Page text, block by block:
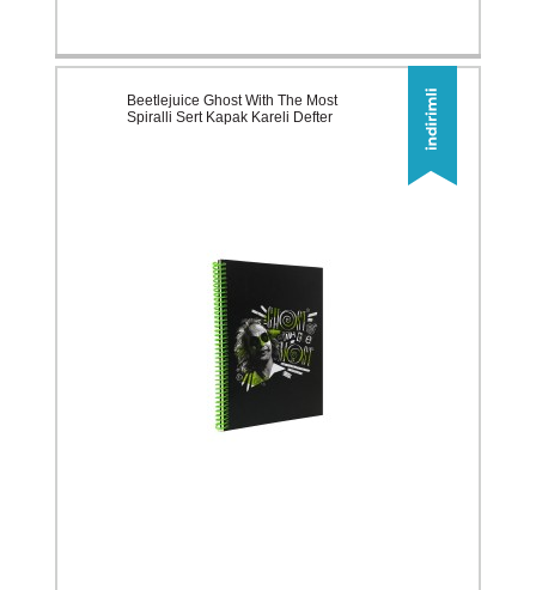
Beetlejuice Ghost With The Most
Spiralli Sert Kapak Kareli Defter